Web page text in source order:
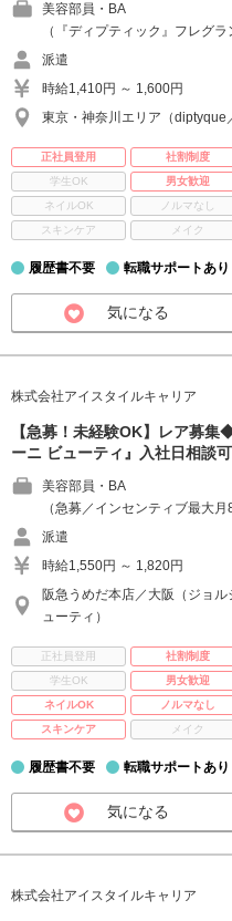
美容部員・BA
（『ディプティック』フレグ
派遣
時給1,410円 ～ 1,600円
東京・神奈川エリア（diptyque
正社員登用 社割制度
学生OK
男女歓迎
ネイルOK
ノルマなし
スキンケア
メイク
履歴書不要 転職サポートあり
気になる
株式会社アイスタイルキャリア
【急募！未経験OK】レア募
ーニ ビューティ』入社日相談可
美容部員・BA
（急募／インセンティブ最大
派遣
時給1,550円 ～ 1,820円
阪急うめだ本店／大阪（ジョ
ューティ）
正社員登用 社割制度
学生OK
男女歓迎
ネイルOK
ノルマなし
スキンケア
メイク
履歴書不要 転職サポートあり
気になる
株式会社アイスタイルキャリア